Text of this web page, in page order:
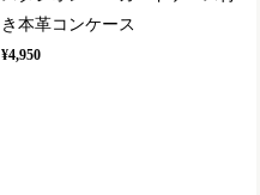
き本革コンケース
¥4,950